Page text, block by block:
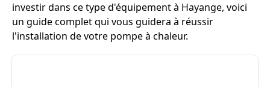
investir dans ce type d'équipement à Hayange, voici
un guide complet qui vous guidera à réussir
l'installation de votre pompe à chaleur.